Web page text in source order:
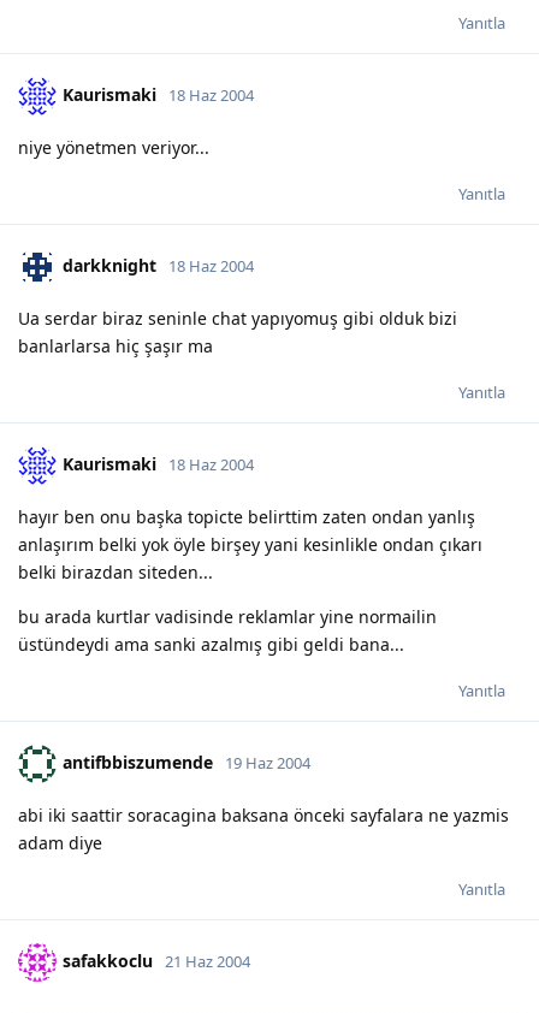
Yanıtla
Kaurismaki 18 Haz 2004
niye yönetmen veriyor...
Yanıtla
darkknight 18 Haz 2004
Ua serdar biraz seninle chat yapıyomuş gibi olduk bizi
banlarlarsa hiç şaşır ma
Yanıtla
Kaurismaki 18 Haz 2004
hayır ben onu başka topicte belirttim zaten ondan yanlış
anlaşırım belki yok öyle birşey yani kesinlikle ondan çıkarı
belki birazdan siteden...
bu arada kurtlar vadisinde reklamlar yine normailin
üstündeydi ama sanki azalmış gibi geldi bana...
Yanıtla
antifbbiszumende 19 Haz 2004
abi iki saattir soracagina baksana önceki sayfalara ne yazmis
adam diye
Yanıtla
safakkoclu 21 Haz 2004